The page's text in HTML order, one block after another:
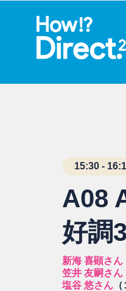
15:30 -
A08
好調
新海 喜顕さん
笠井 友嗣さん
塩谷 悠さん